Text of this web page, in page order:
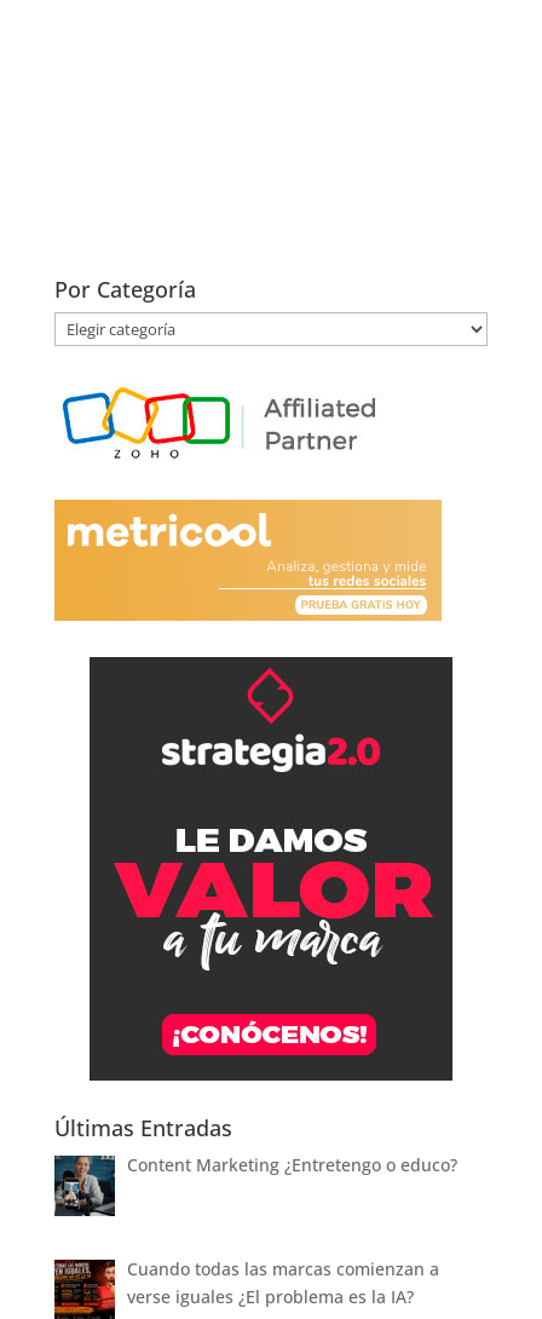
Por Categoría
Por
Categoría
Últimas Entradas
Content Marketing ¿Entretengo o educo?
Cuando todas las marcas comienzan a
verse iguales ¿El problema es la IA?